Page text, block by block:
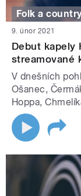
Folk a
9. únor 2021
Debut kapely
streamované
V dnešních
Ošanec,
Hoppa,